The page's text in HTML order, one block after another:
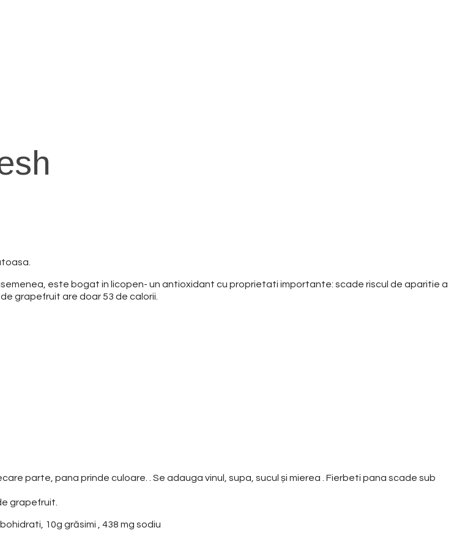
este bogat in licopen- un antioxidant cu proprietati importante: scade riscul de aparitie a
grapefruit are doar 53 de calorii.
parte, pana prinde culoare. . Se adauga vinul, supa, sucul și mierea . Fierbeti pana scade sub
grapefruit.
10g grăsimi , 438 mg sodiu